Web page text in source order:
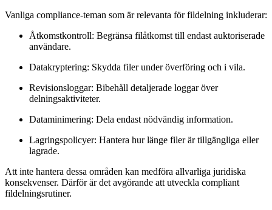
Vanliga compliance-teman som är relevanta för fildelning inkluderar:
Åtkomstkontroll: Begränsa filåtkomst till endast auktoriserade
användare.
Datakryptering: Skydda filer under överföring och i vila.
Revisionsloggar: Bibehåll detaljerade loggar över
delningsaktiviteter.
Dataminimering: Dela endast nödvändig information.
Lagringspolicyer: Hantera hur länge filer är tillgängliga eller
lagrade.
Att inte hantera dessa områden kan medföra allvarliga juridiska
konsekvenser. Därför är det avgörande att utveckla compliant
fildelningsrutiner.